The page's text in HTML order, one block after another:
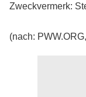
Zweckvermerk:
(nach: